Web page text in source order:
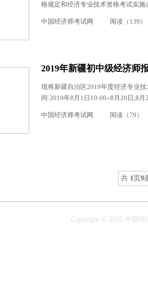
格规定和经济专业技术资格考试实
中国经济师考试网 阅读（139）
2019年新疆初中级经济师
现将新疆自治区2019年度经济专业
间:2019年8月1日10:00--8月20日,8
中国经济师考试网 阅读（79）
共 1页 9
Copyright © 2025 中国